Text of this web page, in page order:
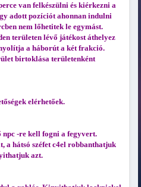
van felkészülni és kiérkezni a
adott pozíciót ahonnan indulni
nem lőhetitek le egymást.
területen lévő játékost áthelyez
a háborút a két frakció.
birtoklása területenként
elérhetőek.
-re kell fogni a fegyvert.
a hátsó széfet c4el robbanthatjuk
azt.